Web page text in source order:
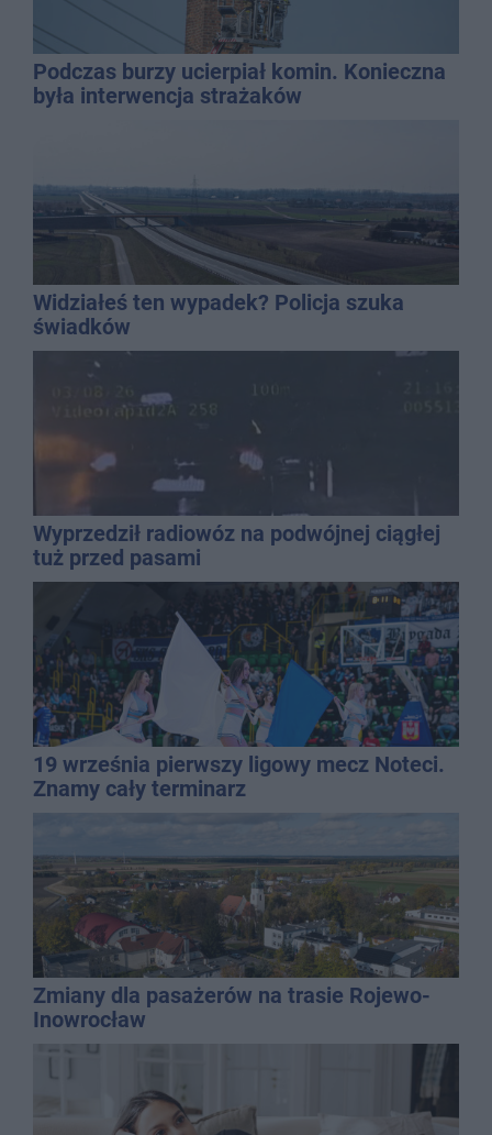
Podczas burzy ucierpiał komin. Konieczna
była interwencja strażaków
Widziałeś ten wypadek? Policja szuka
świadków
Wyprzedził radiowóz na podwójnej ciągłej
tuż przed pasami
19 września pierwszy ligowy mecz Noteci.
Znamy cały terminarz
Zmiany dla pasażerów na trasie Rojewo-
Inowrocław